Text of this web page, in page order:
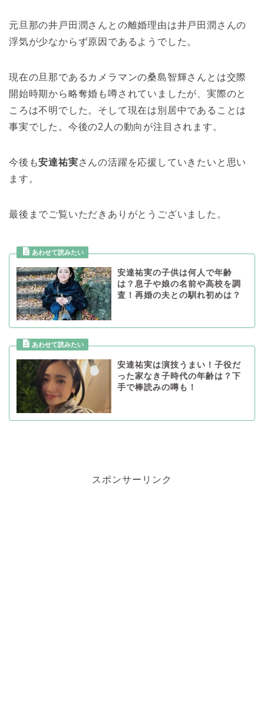
元旦那の井戸田潤さんとの離婚理由は井戸田潤さんの
浮気が少なからず原因であるようでした。
現在の旦那であるカメラマンの桑島智輝さんとは交際
開始時期から略奪婚も噂されていましたが、実際のと
ころは不明でした。そして現在は別居中であることは
事実でした。今後の2人の動向が注目されます。
今後も安達祐実さんの活躍を応援していきたいと思い
ます。
最後までご覧いただきありがとうございました。
安達祐実の子供は何人で年齢
は？息子や娘の名前や高校を調
査！再婚の夫との馴れ初めは？
安達祐実は演技うまい！子役だ
った家なき子時代の年齢は？下
手で棒読みの噂も！
スポンサーリンク